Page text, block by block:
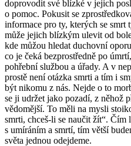
doprovodit své blízké v jejich
o pomoc. Pokusit se
informace pro ty, kterých se smrt
může jejich blízkým ulevit od
kde můžou hledat duchovní
co je čeká bezprostředně po
pohřební službou a úřady. A v
prostě není otázka smrti a tím i
být nikomu z nás. Nejde o to
se ji udržet jako pozadí, z něhož
vědomější. To měli na mysli
smrti, chceš-li se naučit žít“. Čím
s umíráním a smrtí, tím větší
světa jednou odejdeme.